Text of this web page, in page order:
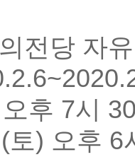
전당 자
시 30
후 6